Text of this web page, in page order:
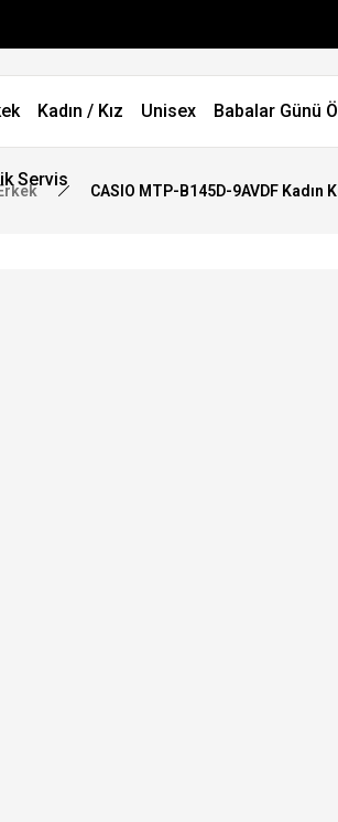
Kadın / Kız Unisex Babalar Günü
Servis
CASIO MTP-B145D-9AVDF Kadın